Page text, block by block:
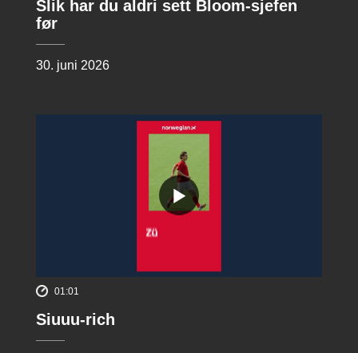
Slik har du aldri sett Bloom-sjefen
før
30. juni 2026
01:01
Siuuu-rich